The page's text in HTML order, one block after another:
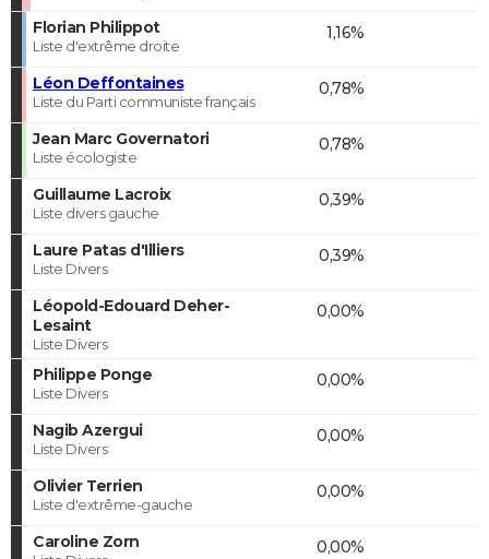
Florian Philippot
Liste d'extrême droite
1,16%
Léon Deffontaines
Liste du Parti communiste français
0,78%
Jean Marc Governatori
Liste écologiste
0,78%
Guillaume Lacroix
Liste divers gauche
0,39%
Laure Patas d'Illiers
Liste Divers
0,39%
Léopold-Edouard Deher-
Lesaint
Liste Divers
0,00%
Philippe Ponge
Liste Divers
0,00%
Nagib Azergui
Liste Divers
0,00%
Olivier Terrien
Liste d'extrême-gauche
0,00%
Caroline Zorn 0,00%